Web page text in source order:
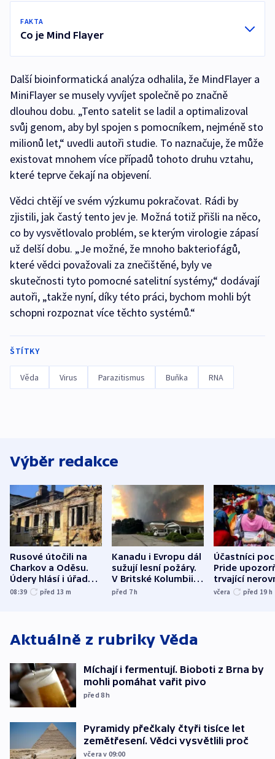
FAKTA
Co je Mind Flayer
Další bioinformatická analýza odhalila, že MindFlayer a
MiniFlayer se musely vyvíjet společně po značně
dlouhou dobu. „Tento satelit se ladil a optimalizoval
svůj genom, aby byl spojen s pomocníkem, nejméně sto
milionů let,“ uvedli autoři studie. To naznačuje, že může
existovat mnohem více případů tohoto druhu vztahu,
které teprve čekají na objevení.
Vědci chtějí ve svém výzkumu pokračovat. Rádi by
zjistili, jak častý tento jev je. Možná totiž přišli na něco,
co by vysvětlovalo problém, se kterým virologie zápasí
už delší dobu. „Je možné, že mnoho bakteriofágů,
které vědci považovali za znečištěné, byly ve
skutečnosti tyto pomocné satelitní systémy,“ dodávají
autoři, „takže nyní, díky této práci, bychom mohli být
schopni rozpoznat více těchto systémů.“
ŠTÍTKY
Věda Virus Parazitismus Buňka RNA
Výběr redakce
Rusové útočili na
Charkov a Oděsu.
Údery hlásí i úřady v
Bělgorodu
08:39 před 13 m
Kanadu i Evropu dál
sužují lesní požáry.
V Britské Kolumbii
evakuovali tisíce lidí
před 7h
Účastníci
Pride
trvající
včera před 19 h
Aktuálně z rubriky Věda
Míchají i fermentují. Bioboti z Brna by
mohli pomáhat vařit pivo
před 8h
Pyramidy přečkaly čtyři tisíce let
zemětřesení. Vědci vysvětlili proč
včera v 09:00